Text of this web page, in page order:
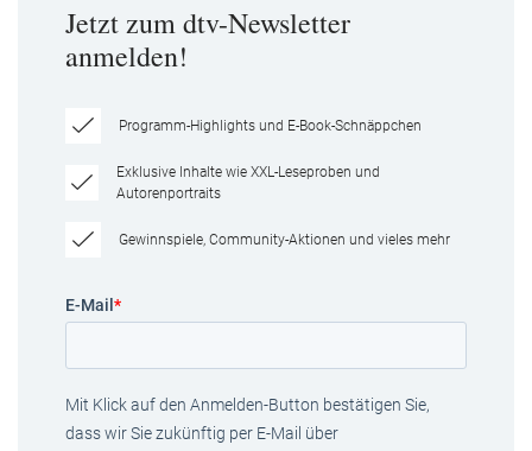
Jetzt zum dtv-Newsletter
anmelden!
Programm-Highlights und E-Book-Schnäppchen
Exklusive Inhalte wie XXL-Leseproben und
Autorenportraits
Gewinnspiele, Community-Aktionen und vieles mehr
E-Mail *
Mit Klick auf den Anmelden-Button bestätigen Sie,
dass wir Sie zukünftig per E-Mail über